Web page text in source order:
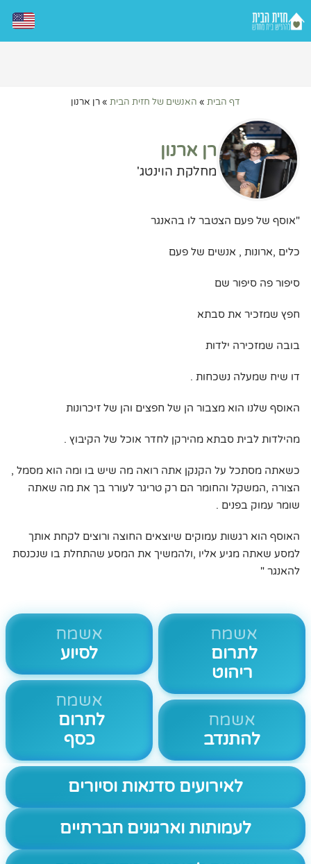
דף הבית » האנשים של חזית הבית »רן ארנון
רן ארנון
מחלקת הוינטג'
"אוסף של פעם הצטבר לו בהאנגר
כלים ,ארונות , אנשים של פעם
סיפור פה סיפור שם
חפץ שמזכיר את סבתא
בובה שמזכירה ילדות
דו שיח שמעלה נשכחות .
האוסף שלנו הוא מצבור הן של חפצים והן של זיכרונות
מהילדות לבית סבתא מהירקן לחדר אוכל של הקיבוץ .
כשאתה מסתכל על הקנקן אתה רואה מה שיש בו ומה הוא מסמל ,
הצורה ,המשקל והחומר הם רק טריגר לעורר בך את מה שאתה
שומר עמוק בפנים .
האוסף הוא רגשות עמוקים שיוצאים החוצה ורוצים לקחת אותך
למסע שאתה מגיע אליו ,ולהמשיך את המסע שהתחלת בו שנכנסת
להאנגר "
אשמח
לתרום
ריהוט
אשמח
להתנדב
אשמח
לסיוע
אשמח
לתרום
כסף
לאירועים סדנאות וסיורים
לעמותות וארגונים חברתיים